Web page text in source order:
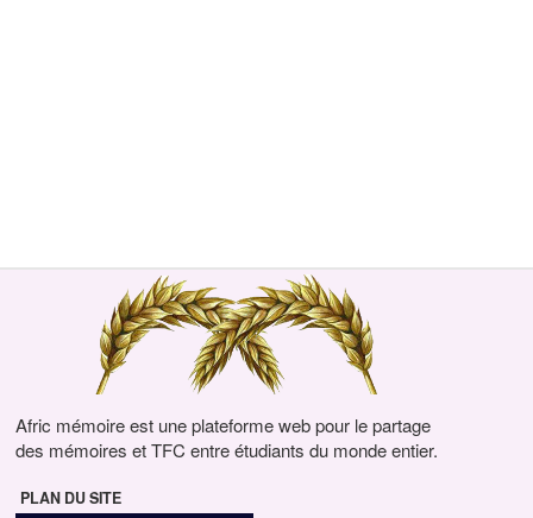
Afric mémoire est une plateforme web pour le partage
des mémoires et TFC entre étudiants du monde entier.
PLAN DU SITE